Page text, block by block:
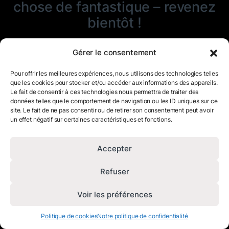
Gérer le consentement
Pour offrir les meilleures expériences, nous utilisons des technologies telles
que les cookies pour stocker et/ou accéder aux informations des appareils.
Le fait de consentir à ces technologies nous permettra de traiter des
données telles que le comportement de navigation ou les ID uniques sur ce
site. Le fait de ne pas consentir ou de retirer son consentement peut avoir
un effet négatif sur certaines caractéristiques et fonctions.
Accepter
Refuser
Voir les préférences
Politique de cookiesNotre politique de confidentialité
chose de fantastique – revenez
bientôt !